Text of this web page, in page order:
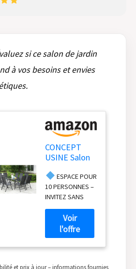
si ce salon de jardin
à vos besoins et envies
CONCEPT
USINE Salon
Rimini 10
Places
Aluminium
Plateau Verre
ESPACE POUR
10 PERSONNES –
INVITEZ SANS
LIMITES Profitez
d’une table
spacieuse et
élégante conçue
pour accueillir